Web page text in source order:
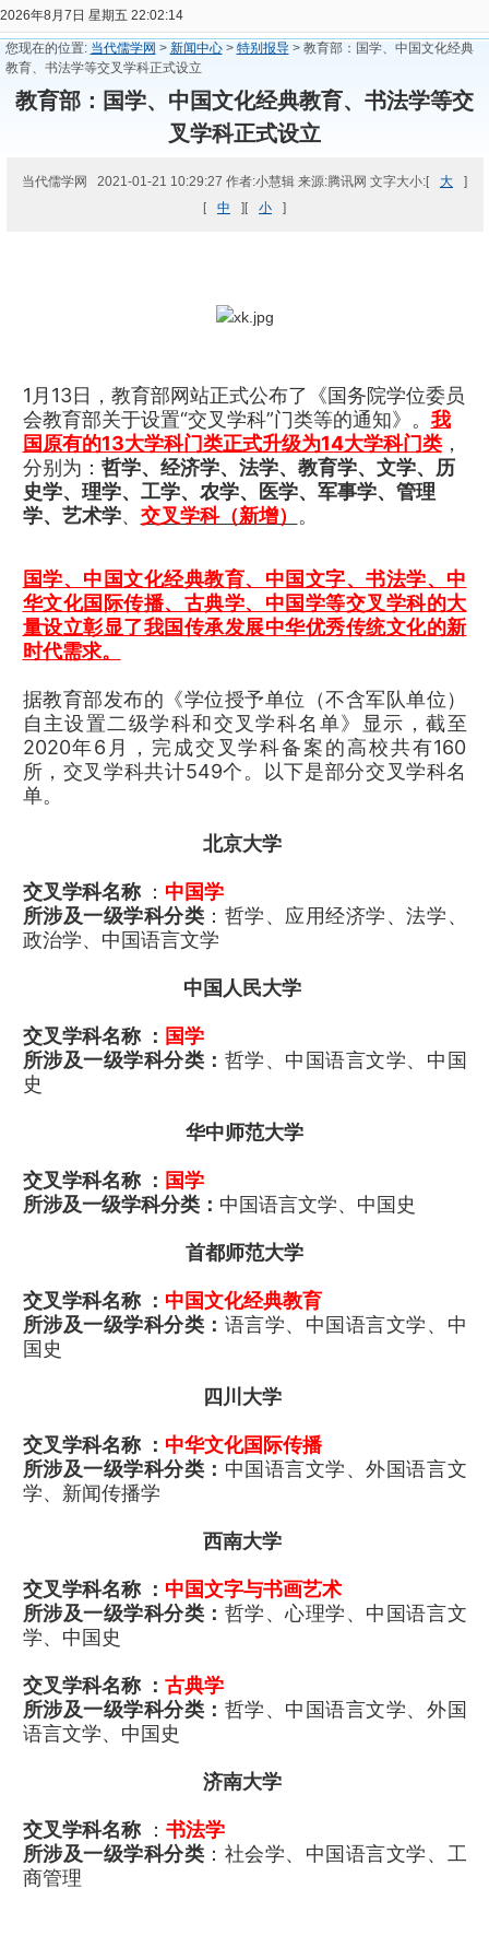
2026年8月7日 星期五 22:02:14
您现在的位置: 当代儒学网 > 新闻中心> 特别报导> 教育部：国学、中国文化经典
教育、书法学等交叉学科正式设立
教育部：国学、中国文化经典教育、书法学等交
叉学科正式设立
当代儒学网 2021-01-21 10:29:27 作者:小慧辑 来源:腾讯网 文字大小:[ 大
]
[
中 ][ 小 ]
1月13日，教育部网站正式公布了《国务院学位委员
会教育部关于设置“交叉学科”门类等的通知》。 我
国原有的13大学科门类正式升级为14大学科门类，
分别为： 哲学、经济学、法学、教育学、文学、历
史学、理学、工学、农学、医学、军事学、管理
学、艺术学、 交叉学科（新增） 。
国学、中国文化经典教育、中国文字、书法学、中
华文化国际传播、古典学、中国学等交叉学科的大
量设立彰显了我国传承发展中华优秀传统文化的新
时代需求。
据教育部发布的《学位授予单位（不含军队单位）
自主设置二级学科和交叉学科名单》显示，截至
2020年6月，完成交叉学科备案的高校共有160
所，交叉学科共计549个。以下是部分交叉学科名
单。
北京大学
交叉学科名称 ： 中国学
所涉及一级学科分类 ：哲学、应用经济学、法学、
政治学、中国语言文学
中国人民大学
交叉学科名称 ： 国学
所涉及一级学科分类： 哲学、中国语言文学、中国
史
华中师范大学
交叉学科名称 ： 国学
所涉及一级学科分类： 中国语言文学、中国史
首都师范大学
交叉学科名称 ： 中国文化经典教育
所涉及一级学科分类： 语言学、中国语言文学、中
国史
四川大学
交叉学科名称 ： 中华文化国际传播
所涉及一级学科分类： 中国语言文学、外国语言文
学、新闻传播学
西南大学
交叉学科名称 ： 中国文字与书画艺术
所涉及一级学科分类： 哲学、心理学、中国语言文
学、中国史
交叉学科名称 ： 古典学
所涉及一级学科分类： 哲学、中国语言文学、外国
语言文学、中国史
济南大学
交叉学科名称： 书法学
所涉及一级学科分类 ：社会学、中国语言文学、工
商管理